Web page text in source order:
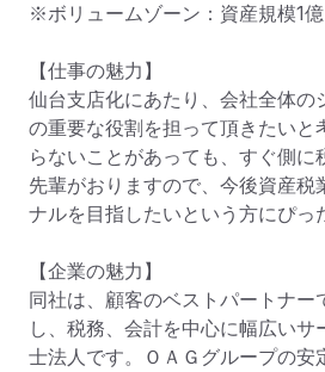
※ボリュームゾーン：資産規模1
【仕事の魅力】
仙台支店化にあたり、会社全体の
の重要な役割を担って頂きたいと
らないことがあっても、すぐ側に
先輩がおりますので、今後資産税
ナルを目指したいという方にぴっ
【企業の魅力】
同社は、顧客のベストパートナー
し、税務、会計を中心に幅広いサ
士法人です。ＯＡＧグループの安